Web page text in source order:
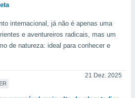
internacional, já não é apenas uma
e aventureiros radicais, mas um
de natureza: ideal para conhecer e
21 Dez. 2025